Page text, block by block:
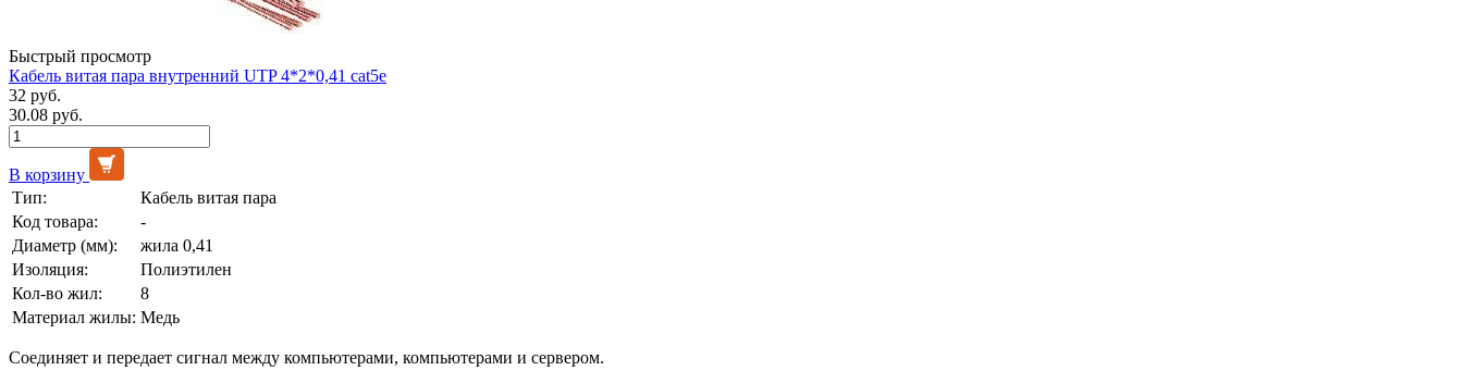
Быстрый просмотр
Кабель витая пара внутренний UTP 4*2*0,41 cat5e
32 руб.
30.08 руб.
В корзину
Тип:
Кабель витая пара
Код товара:
-
Диаметр (мм):
жила 0,41
Изоляция:
Полиэтилен
Кол-во жил:
8
Материал жилы: Медь
Соединяет и передает сигнал между компьютерами, компьютерами и сервером.